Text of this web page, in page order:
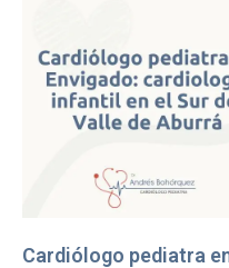
Cardiólogo pediatra